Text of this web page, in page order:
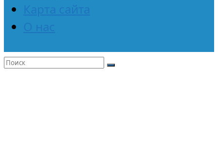
Карта сайта
О нас